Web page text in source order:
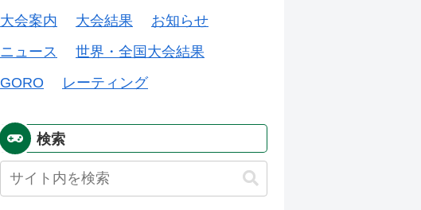
大会案内 大会結果
お知らせ
ニュース
世界・全国大会結果
GORO
レーティング
検索